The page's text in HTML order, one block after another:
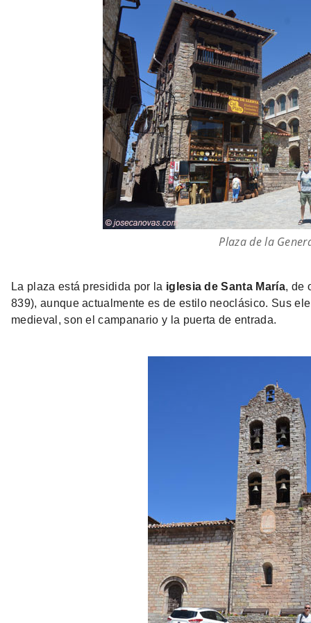
Plaza de la
La plaza está presidida por la iglesia de Santa María, de
839), aunque actualmente es de estilo neoclásico. Sus
medieval, son el campanario y la puerta de entrada.